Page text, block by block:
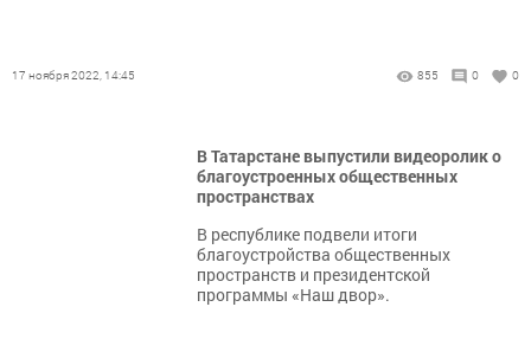
17 ноября 2022, 14:45 855 0 0
В Татарстане выпустили видеоролик о
благоустроенных общественных
пространствах
В республике подвели итоги
благоустройства общественных
пространств и президентской
программы «Наш двор».